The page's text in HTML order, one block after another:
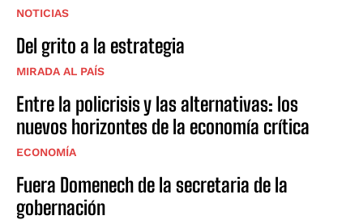
NOTICIAS
Del grito a la estrategia
MIRADA AL PAÍS
Entre la policrisis y las alternativas: los
nuevos horizontes de la economía crítica
ECONOMÍA
Fuera Domenech de la secretaria de la
gobernación